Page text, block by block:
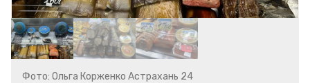
Фото: Ольга Корженко Астрахань 24